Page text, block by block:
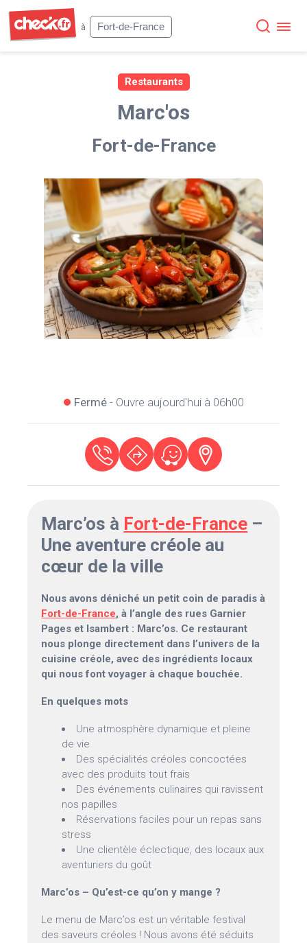
à
Fort-de-France
Restaurants
Marc'os
Fort-de-France
Fermé- Ouvre aujourd'hui à 06h00
Marc’os à Fort-de-France –
Une aventure créole au
cœur de la ville
Nous avons déniché un petit coin de paradis à
Fort-de-France, à l’angle des rues Garnier
Pages et Isambert : Marc’os. Ce restaurant
nous plonge directement dans l’univers de la
cuisine créole, avec des ingrédients locaux
qui nous font voyager à chaque bouchée.
En quelques mots
Une atmosphère dynamique et pleine
de vie
Des spécialités créoles concoctées
avec des produits tout frais
Des événements culinaires qui ravissent
nos papilles
Réservations faciles pour un repas sans
stress
Une clientèle éclectique, des locaux aux
aventuriers du goût
Marc’os – Qu’est-ce qu’on y mange ?
Le menu de Marc’os est un véritable festival
des saveurs créoles ! Nous avons été séduits